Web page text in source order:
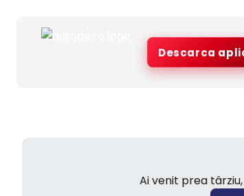
Descarca
Ai venit prea